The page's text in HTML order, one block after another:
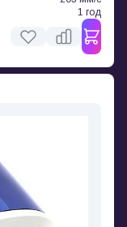
1 год